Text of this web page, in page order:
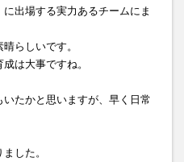
出場する実力あるチームにま
らしいです。
は大事ですね。
たかと思いますが、早く日常
した。